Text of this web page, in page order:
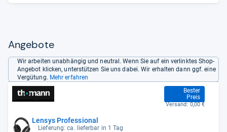
Angebote
Wir arbeiten unabhängig und neutral. Wenn Sie auf ein verlinktes Shop-
Angebot klicken, unterstützen Sie uns dabei. Wir erhalten dann ggf. eine
Vergütung. Mehr erfahren
Lensys Professional
Lieferung: ca. lieferbar in 1 Tag
Bester
Preis
594,00 €
Versand: 0,00 €